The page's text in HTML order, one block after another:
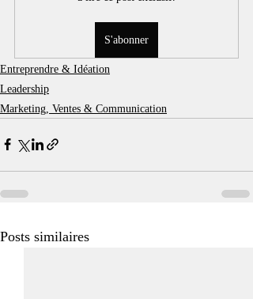
S'abonner
Entreprendre & Idéation
Leadership
Marketing, Ventes & Communication
Posts similaires